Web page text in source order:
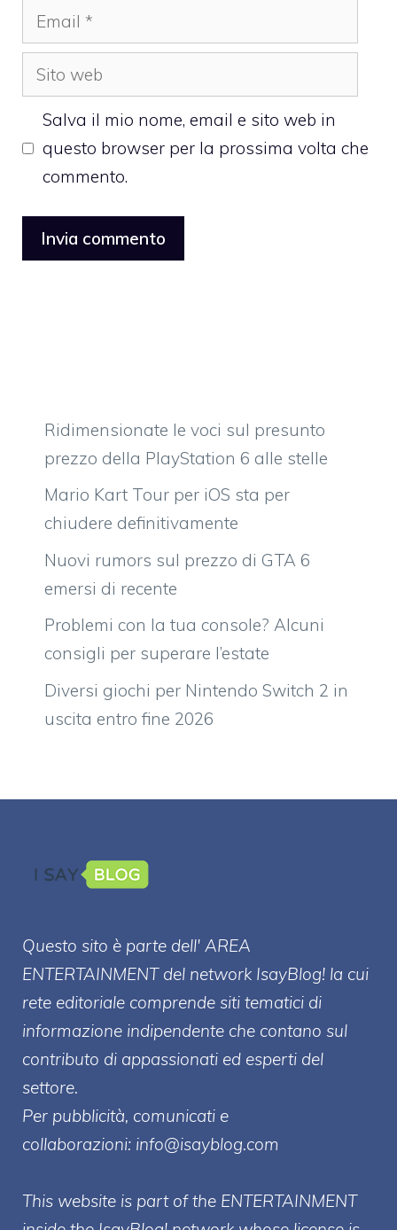
Email
Sito
web
Salva il mio nome, email e sito web in
questo browser per la prossima volta che
commento.
Ridimensionate le voci sul presunto
prezzo della PlayStation 6 alle stelle
Mario Kart Tour per iOS sta per
chiudere definitivamente
Nuovi rumors sul prezzo di GTA 6
emersi di recente
Problemi con la tua console? Alcuni
consigli per superare l’estate
Diversi giochi per Nintendo Switch 2 in
uscita entro fine 2026
Questo sito è parte dell' AREA
ENTERTAINMENT del network IsayBlog! la cui
rete editoriale comprende siti tematici di
informazione indipendente che contano sul
contributo di appassionati ed esperti del
settore.
Per pubblicità, comunicati e
collaborazioni: info@isayblog.com
This website is part of the ENTERTAINMENT